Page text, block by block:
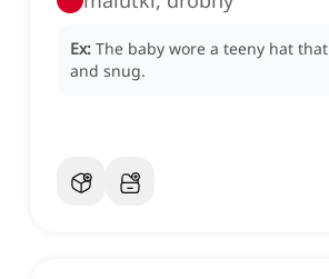
Ex: The baby wore a teeny hat
and snug.